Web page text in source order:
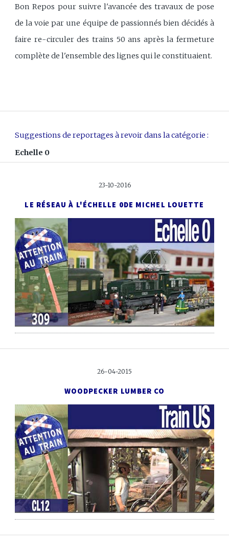
Bon Repos pour suivre l'avancée des travaux de pose
de la voie par une équipe de passionnés bien décidés à
faire re-circuler des trains 50 ans après la fermeture
complète de l'ensemble des lignes qui le constituaient.
Suggestions de reportages à revoir dans la catégorie :
Echelle 0
23-10-2016
LE RÉSEAU À L'ÉCHELLE 0DE MICHEL LOUETTE
26-04-2015
WOODPECKER LUMBER CO